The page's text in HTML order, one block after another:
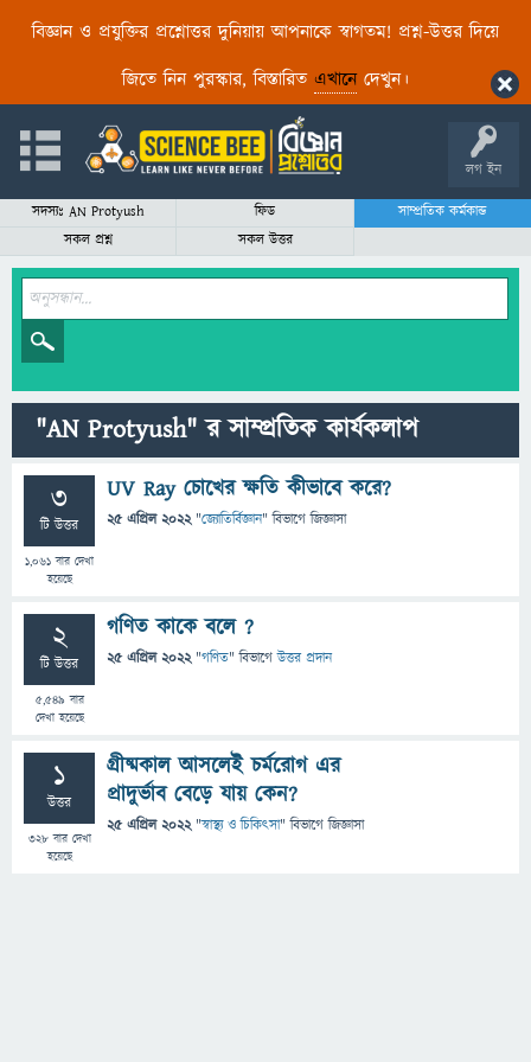
বিজ্ঞান ও প্রযুক্তির প্রশ্নোত্তর দুনিয়ায় আপনাকে স্বাগতম! প্রশ্ন-উত্তর দিয়ে
জিতে নিন পুরস্কার, বিস্তারিত এখানেদেখুন।
লগ ইন
সদস্যঃ AN Protyush ফিড
সাম্প্রতিক কর্মকান্ড
সকল প্রশ্ন
সকল উত্তর
"AN Protyush" র সাম্প্রতিক কার্যকলাপ
3
টি উত্তর
1,061 বার দেখা
হয়েছে
UV Ray চোখের ক্ষতি কীভাবে করে?
25 এপ্রিল 2022 "জ্যোতির্বিজ্ঞান" বিভাগে জিজ্ঞাসা
2
টি উত্তর
5,549 বার
দেখা হয়েছে
গণিত কাকে বলে ?
25 এপ্রিল 2022 "গণিত" বিভাগে উত্তর প্রদান
1
উত্তর
328বার দেখা
হয়েছে
গ্রীষ্মকাল আসলেই চর্মরোগ এর
প্রাদুর্ভাব বেড়ে যায় কেন?
25 এপ্রিল 2022 "স্বাস্থ্য ও চিকিৎসা" বিভাগে জিজ্ঞাসা